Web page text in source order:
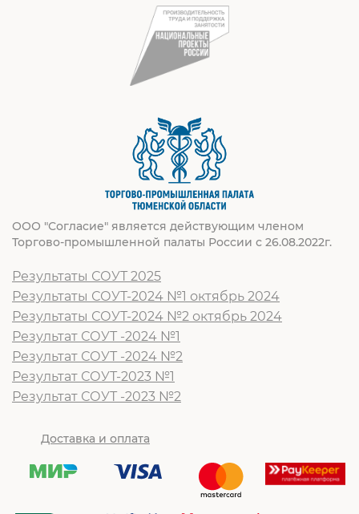
ООО "Согласие" является действующим членом
Торгово-промышленной палаты России с 26.08.2022г.
Результаты СОУТ 2025
Результаты СОУТ-2024 №1 октябрь 2024
Результаты СОУТ-2024 №2 октябрь 2024
Результат СОУТ -2024 №1
Результат СОУТ -2024 №2
Результат СОУТ-2023 №1
Результат СОУТ -2023 №2
Доставка и оплата